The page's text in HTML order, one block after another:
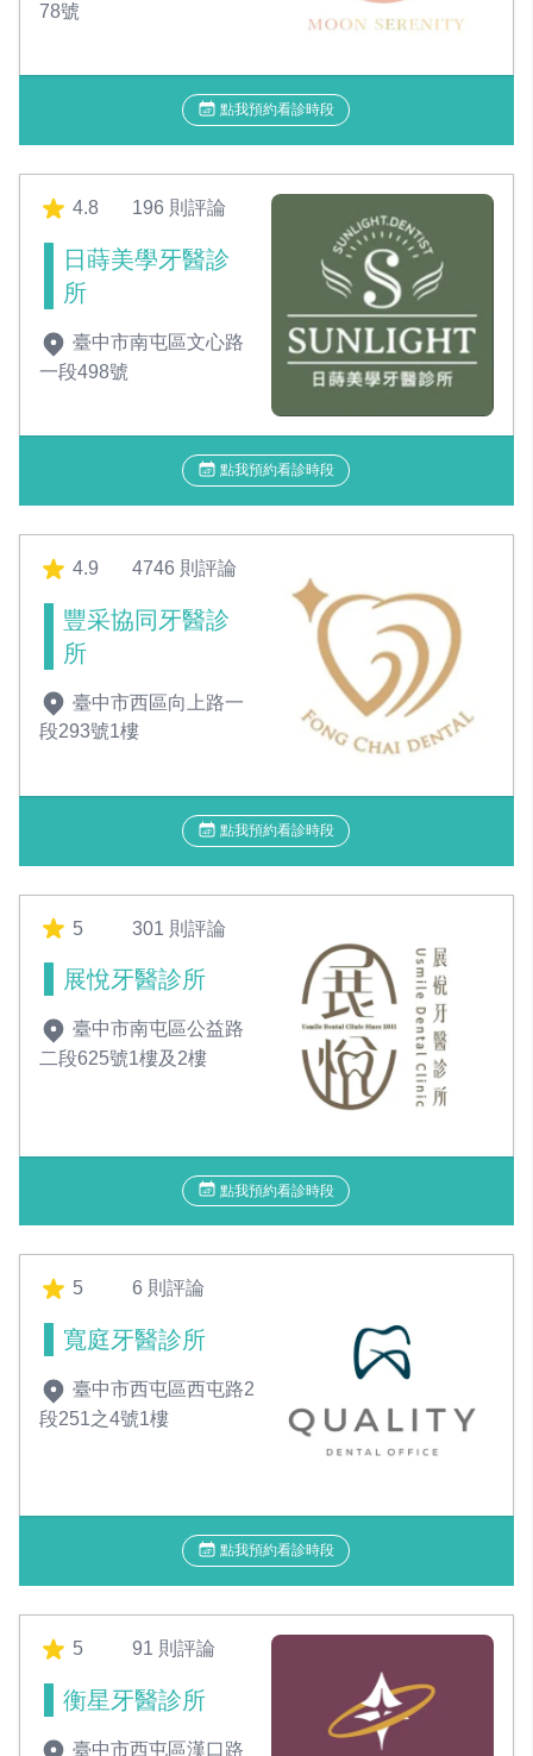
78號
點我預約看診時段
4.8 196 則評論
日蒔美學牙醫診
所
臺中市南屯區文心路
一段498號
點我預約看診時段
4.9 4746 則評論
豐采協同牙醫診
所
臺中市西區向上路一
段293號1樓
點我預約看診時段
5 301 則評論
展悅牙醫診所
臺中市南屯區公益路
二段625號1樓及2樓
點我預約看診時段
5 6 則評論
寬庭牙醫診所
臺中市西屯區西屯路2
段251之4號1樓
點我預約看診時段
5 91 則評論
衡星牙醫診所
臺中市西屯區漢口路